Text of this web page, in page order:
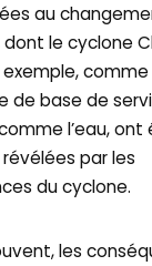
au
le cyclone
exemple,
de base de
l’eau, ont
par les
du cyclone.
les